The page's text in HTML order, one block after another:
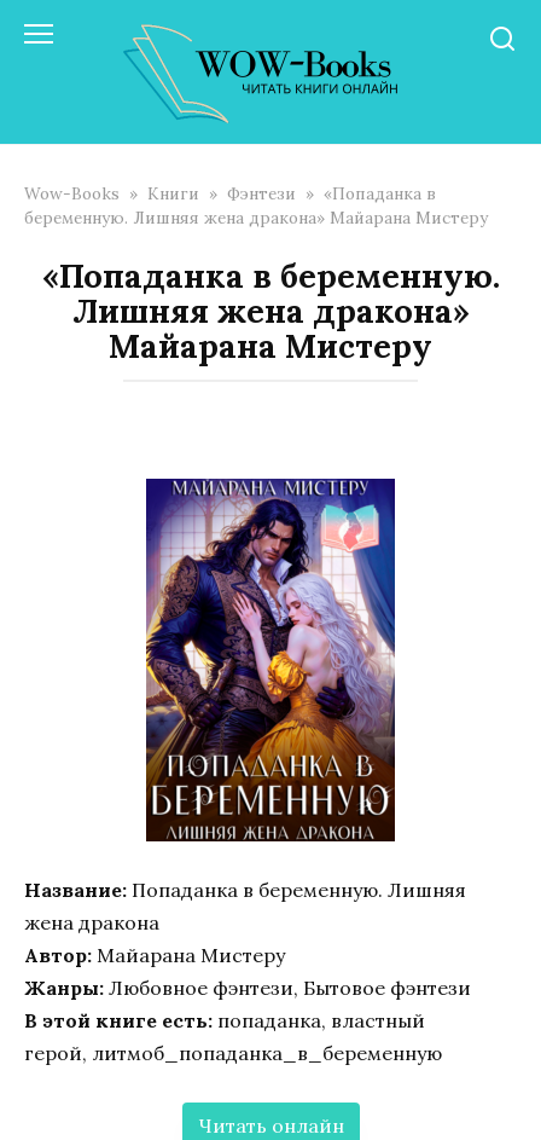
Wow-Books » Книги » Фэнтези » «Попаданка в
беременную. Лишняя жена дракона» Майарана Мистеру
«Попаданка в беременную.
Лишняя жена дракона»
Майарана Мистеру
Название: Попаданка в беременную. Лишняя
жена дракона
Автор: Майарана Мистеру
Жанры: Любовное фэнтези, Бытовое фэнтези
В этой книге есть: попаданка, властный
герой, литмоб_попаданка_в_беременную
Читать онлайн